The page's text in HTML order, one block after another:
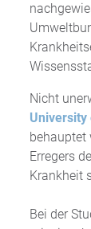
Nicht
University
behauptet
Erregers
Krankheit
Bei der